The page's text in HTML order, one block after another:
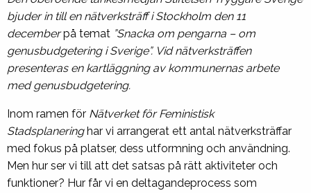
bjuder in till en nätverksträff i Stockholm den 11
decemberpå temat ”Snacka om pengarna – om
genusbudgetering i Sverige”. Vid nätverksträffen
presenteras en kartläggning av kommunernas arbete
med genusbudgetering.
Inom ramen för Nätverket för Feministisk
Stadsplaneringhar vi arrangerat ett antal nätverksträffar
med fokus på platser, dess utformning och användning.
Men hur ser vi till att det satsas på rätt aktiviteter och
funktioner? Hur får vi en deltagandeprocess som